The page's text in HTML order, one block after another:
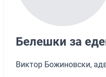
Белешки за
Виктор Божиновски,